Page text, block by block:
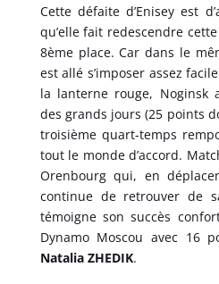
Cette défaite d’Enisey est
qu’elle fait redescendre
8ème place. Car dans le
est allé s’imposer assez
la lanterne rouge, Noginsk
des grands jours (25 points
troisième quart-temps
tout le monde d’accord.
Orenbourg qui, en
continue de retrouver de
témoigne son succès
Dynamo Moscou avec 16
Natalia ZHEDIK.